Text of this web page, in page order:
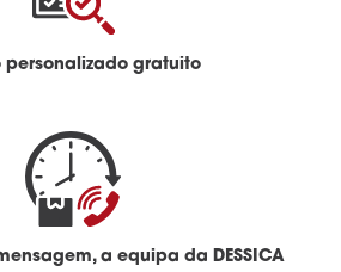
personalizado gratuito
a equipa da DESSICA